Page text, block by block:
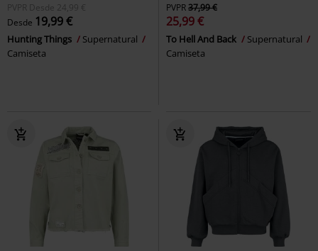
PVPR
Desde 24,99 €
Desde 19,99 €
Hunting Things
Supernatural
Camiseta
PVPR37,99 €
25,99 €
To Hell And Back
Supernatural
Camiseta